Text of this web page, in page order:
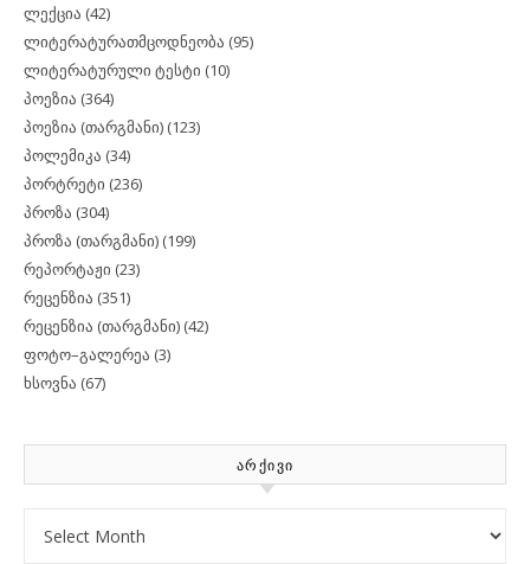
ლექცია (42)
ლიტერატურათმცოდნეობა (95)
ლიტერატურული ტესტი (10)
პოეზია (364)
პოეზია (თარგმანი) (123)
პოლემიკა (34)
პორტრეტი (236)
პროზა (304)
პროზა (თარგმანი) (199)
რეპორტაჟი (23)
რეცენზია (351)
რეცენზია (თარგმანი) (42)
ფოტო–გალერეა (3)
ხსოვნა (67)
ᲐᲠᲥᲘᲕᲘ